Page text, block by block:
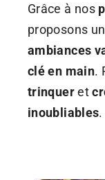
Grâce à nos
proposons
ambiances
clé en main.
trinqueret
inoubliables.